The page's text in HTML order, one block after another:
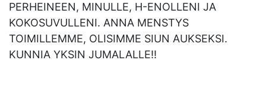
PERHEINEEN, MINULLE, H-ENOLLENI JA
KOKOSUVULLENI. ANNA MENSTYS
TOIMILLEMME, OLISIMME SIUN AUKSEKSI.
KUNNIA YKSIN JUMALALLE!!